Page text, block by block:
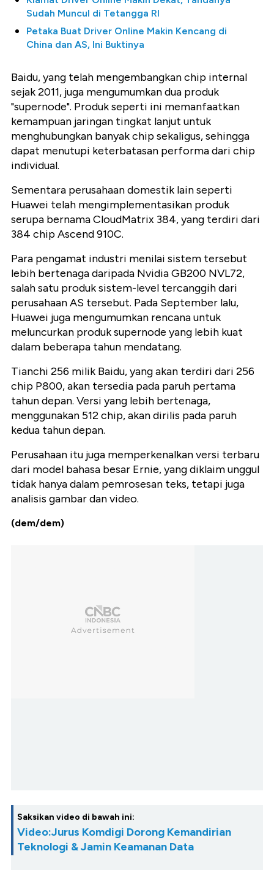
Sudah Muncul di Tetangga RI
Petaka Buat Driver Online Makin Kencang di
China dan AS, Ini Buktinya
Baidu, yang telah mengembangkan chip internal
sejak 2011, juga mengumumkan dua produk
"supernode". Produk seperti ini memanfaatkan
kemampuan jaringan tingkat lanjut untuk
menghubungkan banyak chip sekaligus, sehingga
dapat menutupi keterbatasan performa dari chip
individual.
Sementara perusahaan domestik lain seperti
Huawei telah mengimplementasikan produk
serupa bernama CloudMatrix 384, yang terdiri dari
384 chip Ascend 910C.
Para pengamat industri menilai sistem tersebut
lebih bertenaga daripada Nvidia GB200 NVL72,
salah satu produk sistem-level tercanggih dari
perusahaan AS tersebut. Pada September lalu,
Huawei juga mengumumkan rencana untuk
meluncurkan produk supernode yang lebih kuat
dalam beberapa tahun mendatang.
Tianchi 256 milik Baidu, yang akan terdiri dari 256
chip P800, akan tersedia pada paruh pertama
tahun depan. Versi yang lebih bertenaga,
menggunakan 512 chip, akan dirilis pada paruh
kedua tahun depan.
Perusahaan itu juga memperkenalkan versi terbaru
dari model bahasa besar Ernie, yang diklaim unggul
tidak hanya dalam pemrosesan teks, tetapi juga
analisis gambar dan video.
(dem/dem)
Saksikan video di bawah ini:
Video:Jurus Komdigi Dorong Kemandirian
Teknologi & Jamin Keamanan Data